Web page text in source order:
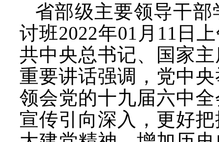
省部级主要领导干
讨班2022年01月11日
共中央总书记、国家
重要讲话强调，党中
领会党的十九届六中
宣传引向深入，更好